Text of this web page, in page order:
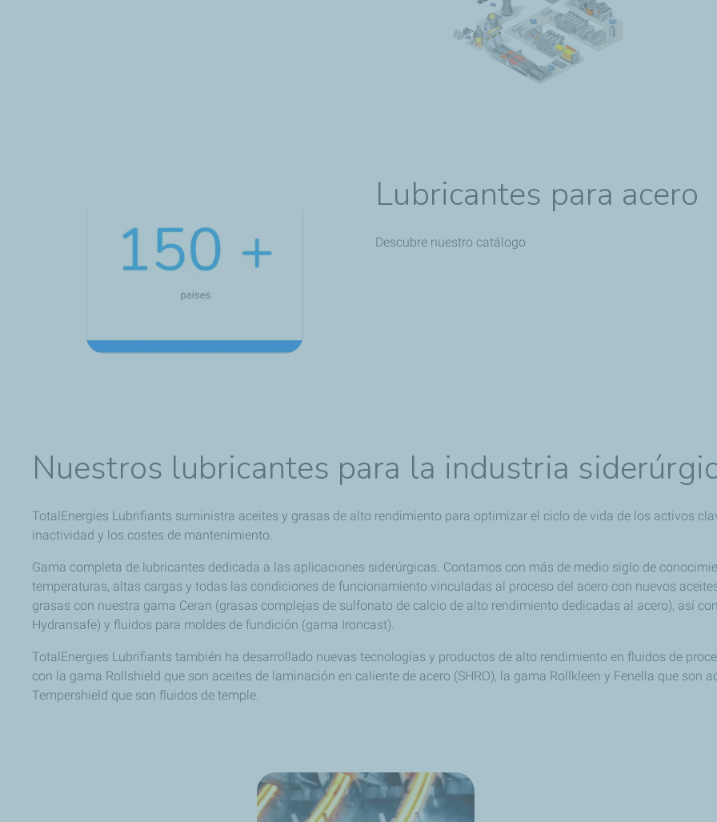
Lubricantes para acero
Descubre nuestro catálogo
Nuestros lubricantes para la industria
TotalEnergies Lubrifiants suministra aceites y grasas de alto rendimiento para optimizar el ciclo de vida de los activos
inactividad y los costes de mantenimiento.
Gama completa de lubricantes dedicada a las aplicaciones siderúrgicas. Contamos con más de medio siglo de
temperaturas, altas cargas y todas las condiciones de funcionamiento vinculadas al proceso del acero con nuevos
grasas con nuestra gama Ceran (grasas complejas de sulfonato de calcio de alto rendimiento dedicadas al acero), así
Hydransafe) y fluidos para moldes de fundición (gama Ironcast).
TotalEnergies Lubrifiants también ha desarrollado nuevas tecnologías y productos de alto rendimiento en fluidos de
con la gama Rollshield que son aceites de laminación en caliente de acero (SHRO), la gama Rollkleen y Fenella que son
Tempershield que son fluidos de temple.